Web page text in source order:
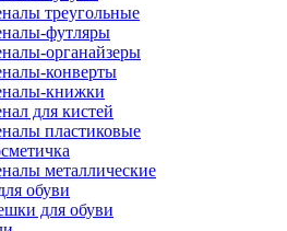
треугольные
футляры
органайзеры
конверты
книжки
для кистей
пластиковые
металлические
обуви
для обуви